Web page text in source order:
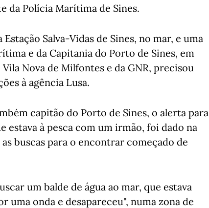
da Polícia Marítima de Sines.
Salva-Vidas de Sines, no mar, e uma
e da Capitania do Porto de Sines, em
Nova de Milfontes e da GNR, precisou
à agência Lusa.
capitão do Porto de Sines, o alerta para
estava à pesca com um irmão, foi dado na
buscas para o encontrar começado de
um balde de água ao mar, que estava
uma onda e desapareceu", numa zona de